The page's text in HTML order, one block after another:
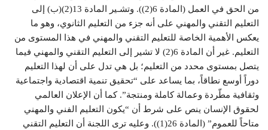
من الحق في العمل (المادة 6(2)). وتشـير المادة 13(2)(ب) إلى
التعليم التقني والمهني على أنه جزء من التعليم الثانوي، وهو ما
يعكس الأهمية الخاصة للتعليم التقني والمهني في هذا المستوى من
التعليم. غير أن المادة 6(2) لا تشير إلى التعليم التقني والمهني فيما
يتصل بمستوى محدد من التعليم؛ بل هي تدل على أن لهذا التعليم
دوراً أوسع نطاقاً، بما يساعد على “تحقيق تنمية اقتصادية واجتماعية
وثقافية مطّردة وعمالة كاملة ومنتجة”. كما أن الإعلان العالمي
لحقوق الإنسان ينص على شرط أن “يكون التعليم الفني والمهني
متاحاً للعموم” (المادة 26(1)). وعليه ترى اللجنة أن التعليم التقني